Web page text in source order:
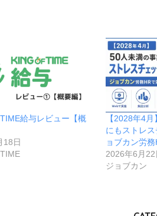
給与レビュー【概
18日
【2028年4
にもストレ
ョブカン労
2026年6月22
ジョブカン